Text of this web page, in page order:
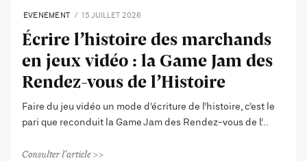
EVENEMENT 15 JUILLET 2026
Écrire l’histoire des marchands
en jeux vidéo : la Game Jam des
Rendez-vous de l’Histoire
Faire du jeu vidéo un mode d’écriture de l’histoire, c’est le
pari que reconduit la Game Jam des Rendez-vous de l’
Consulter l'article